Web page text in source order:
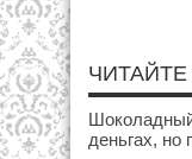
деньгах, но